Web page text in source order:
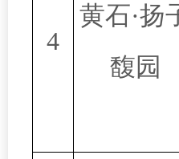
4
黄石·扬
馥园